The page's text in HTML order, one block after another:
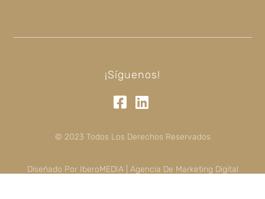
¡Síguenos!
© 2023 Todos Los Derechos Reservados
Diseñado Por IberoMEDIA | Agencia De Marketing Digital